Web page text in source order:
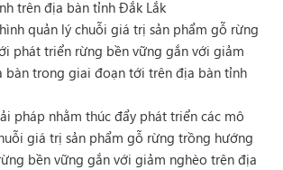
trên địa bàn tỉnh Đắk Lắk
quản lý chuỗi giá trị sản phẩm gỗ rừng
phát triển rừng bền vững gắn với giảm
bàn trong giai đoạn tới trên địa bàn tỉnh
pháp nhằm thúc đẩy phát triển các mô
giá trị sản phẩm gỗ rừng trồng hướng
bền vững gắn với giảm nghèo trên địa